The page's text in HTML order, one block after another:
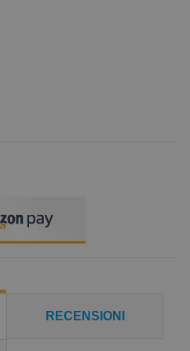
RECENSIONI